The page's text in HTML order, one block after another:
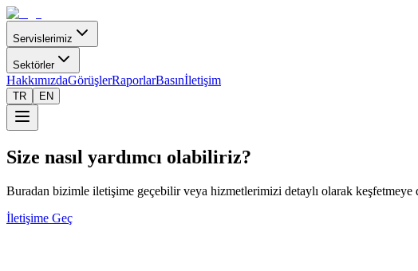
Servislerimiz
Sektörler
HakkımızdaGörüşlerRaporlarBasınİletişim
TR EN
Size nasıl yardımcı olabiliriz?
Buradan bizimle iletişime geçebilir veya hizmetlerimizi detaylı olarak keşfetmeye
İletişime Geç